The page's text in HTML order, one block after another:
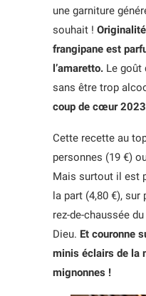
une garniture
souhait !
frangipane est
l’amaretto. Le goût
sans être trop
coup de cœur
Cette recette au
personnes (19 €)
Mais surtout il est
la part (4,80 €), sur
rez-de-chaussée
Dieu. Et couronne
minis éclairs de la
mignonnes !